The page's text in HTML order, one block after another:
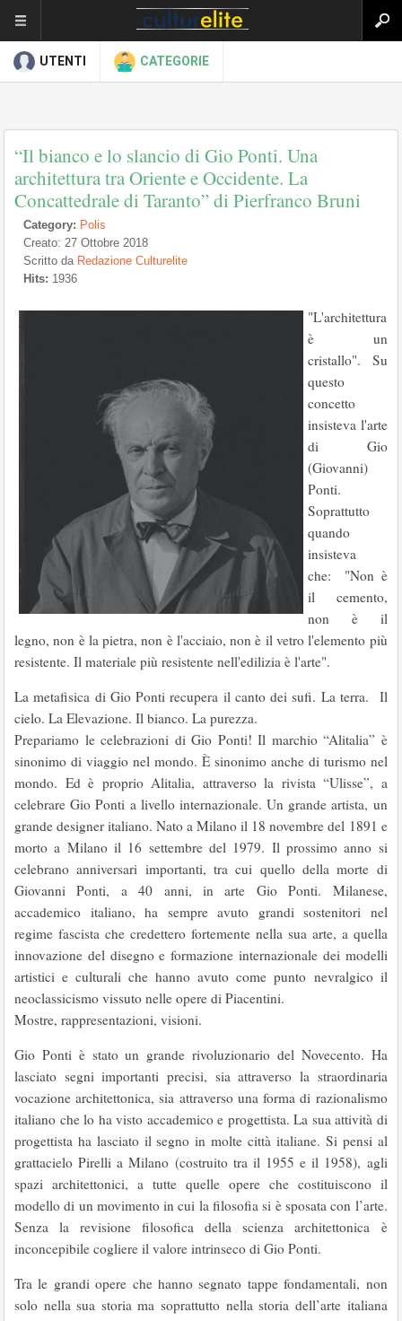
UTENTI CATEGORIE
“Il bianco e lo slancio di Gio Ponti. Una
architettura tra Oriente e Occidente. La
Concattedrale di Taranto” di Pierfranco Bruni
Category: Polis
Creato: 27 Ottobre 2018
Scritto da Redazione Culturelite
Hits: 1936
"L'architettura
è un
cristallo". Su
questo
concetto
insisteva l'arte
di Gio
(Giovanni)
Ponti.
Soprattutto
quando
insisteva
che: "Non è
il cemento,
non è il
legno, non è la pietra, non è l'acciaio, non è il vetro l'elemento più
resistente. Il materiale più resistente nell'edilizia è l'arte".
La metafisica di Gio Ponti recupera il canto dei sufi. La terra. Il
cielo. La Elevazione. Il bianco. La purezza.
Prepariamo le celebrazioni di Gio Ponti! Il marchio “Alitalia” è
sinonimo di viaggio nel mondo. È sinonimo anche di turismo nel
mondo. Ed è proprio Alitalia, attraverso la rivista “Ulisse”, a
celebrare Gio Ponti a livello internazionale. Un grande artista, un
grande designer italiano. Nato a Milano il 18 novembre del 1891 e
morto a Milano il 16 settembre del 1979. Il prossimo anno si
celebrano anniversari importanti, tra cui quello della morte di
Giovanni Ponti, a 40 anni, in arte Gio Ponti. Milanese,
accademico italiano, ha sempre avuto grandi sostenitori nel
regime fascista che credettero fortemente nella sua arte, a quella
innovazione del disegno e formazione internazionale dei modelli
artistici e culturali che hanno avuto come punto nevralgico il
neoclassicismo vissuto nelle opere di Piacentini.
Mostre, rappresentazioni, visioni.
Gio Ponti è stato un grande rivoluzionario del Novecento. Ha
lasciato segni importanti precisi, sia attraverso la straordinaria
vocazione architettonica, sia attraverso una forma di razionalismo
italiano che lo ha visto accademico e progettista. La sua attività di
progettista ha lasciato il segno in molte città italiane. Si pensi al
grattacielo Pirelli a Milano (costruito tra il 1955 e il 1958), agli
spazi architettonici, a tutte quelle opere che costituiscono il
modello di un movimento in cui la filosofia si è sposata con l’arte.
Senza la revisione filosofica della scienza architettonica è
inconcepibile cogliere il valore intrinseco di Gio Ponti.
Tra le grandi opere che hanno segnato tappe fondamentali, non
solo nella sua storia ma soprattutto nella storia dell’arte italiana